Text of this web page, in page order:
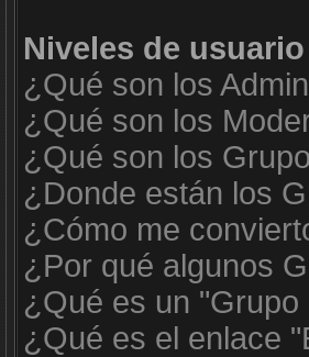
Niveles de
¿Qué son los
¿Qué son los
¿Qué son los
¿Donde están los
¿Cómo me
¿Por qué algunos
¿Qué es un
¿Qué es el enlace